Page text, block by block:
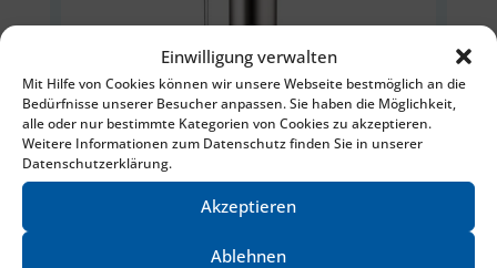
Einwilligung verwalten
Mit Hilfe von Cookies können wir unsere Webseite bestmöglich an die
Bedürfnisse unserer Besucher anpassen. Sie haben die Möglichkeit,
alle oder nur bestimmte Kategorien von Cookies zu akzeptieren.
Weitere Informationen zum Datenschutz finden Sie in unserer
Datenschutzerklärung.
Akzeptieren
Ablehnen